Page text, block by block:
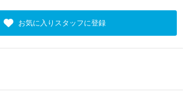
お気に入りスタッフに登録